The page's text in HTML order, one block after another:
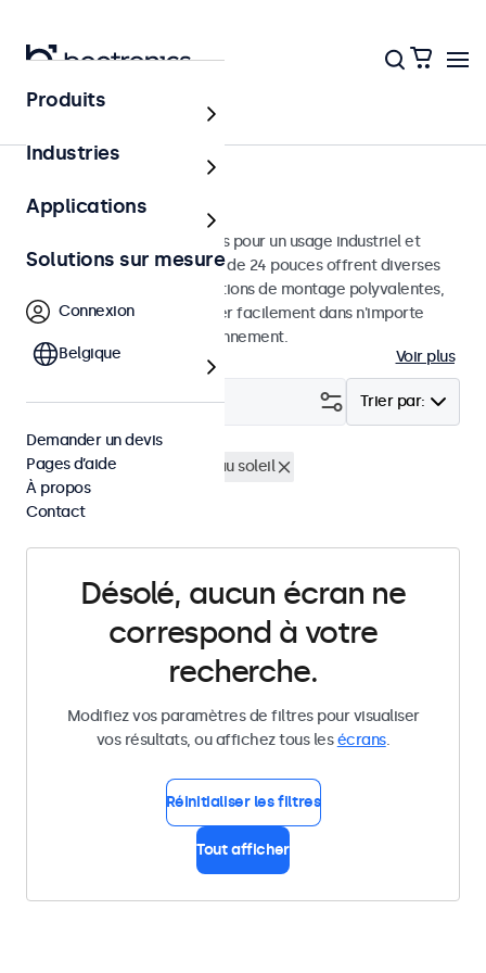
Écrans
Moniteurs 24 pouces
Moniteurs 24 pouces conçus pour un usage industriel et
commercial. Ces moniteurs de 24 pouces offrent diverses
connexions vidéo et des options de montage polyvalentes,
leur permettant de s'intégrer facilement dans n'importe
quelle application et environnement.
Voir plus
Trier par:
Filtrer (0)
Écrans 24 pouces
Lisible au soleil
Supprimer tous les filtres
Désolé, aucun écran ne
correspond à votre
recherche.
Modifiez vos paramètres de filtres pour visualiser
vos résultats, ou affichez tous lesécrans.
Réinitialiser les filtres
Tout afficher
Produits
Industries
Applications
Solutions sur mesure
Connexion
Belgique
Demander un devis
Pages d’aide
À propos
Contact